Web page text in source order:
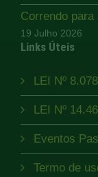
Correndo
19 Julho 2026
Links Úteis
LEI Nº
LEI Nº
Eventos
Termo de